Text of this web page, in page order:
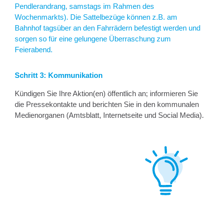
Pendlerandrang, samstags im Rahmen des
Wochenmarkts). Die Sattelbezüge können z.B. am
Bahnhof tagsüber an den Fahrrädern befestigt werden und
sorgen so für eine gelungene Überraschung zum
Feierabend.
Schritt 3: Kommunikation
Kündigen Sie Ihre Aktion(en) öffentlich an; informieren Sie
die Pressekontakte und berichten Sie in den kommunalen
Medienorganen (Amtsblatt, Internetseite und Social Media).